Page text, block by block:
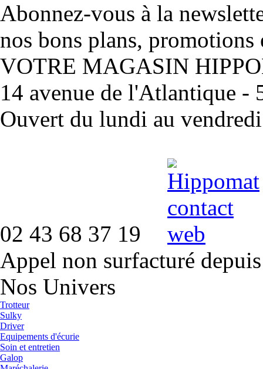
Abonnez-vous à la
nos bons plans, promotions
VOTRE MAGASIN
14 avenue de l'Atlantique -
Ouvert du lundi au
02 43 68 37 19
Appel non surfacturé
Nos Univers
Trotteur
Sulky
Driver
Equipements d'écurie
Soin et entretien
Galop